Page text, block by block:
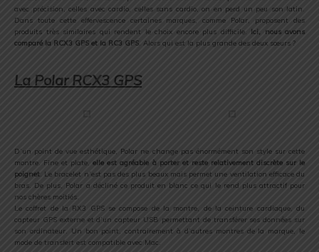
avec précision, celles avec cardio, celles sans cardio, on en perd un peu son latin.
Dans toute cette effervescence certaines marques, comme Polar, proposent des
produits très similaires qui rendent le choix encore plus difficile. Ici, nous avons
comparé la RCX3 GPS et la RC3 GPS. Alors qui est la plus grande des deux sœurs ?
La Polar RCX3 GPS
D’un point de vue esthétique, Polar ne change pas énormément son style sur cette
montre. Fine et plate,elle est agréable à porter et reste relativement discrète sur le
poignet. Le bracelet n’est pas des plus beaux mais permet une ventilation efficace du
bras. De plus, Polar a décliné ce produit en blanc ce qui le rend plus attractif pour
nos chères moitiés.
Le coffret de la RX3 GPS se compose de la montre, de la ceinture cardiaque, du
capteur GPS externe et d’un capteur USB permettant de transférer ses données sur
son ordinateur. Un bon point, contrairement à d’autres montres de la marque, le
mode de transfert est compatible avec Mac.